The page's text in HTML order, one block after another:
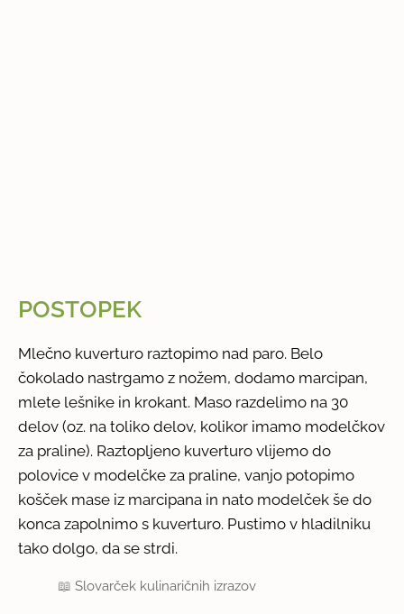
POSTOPEK
Mlečno kuverturo raztopimo nad paro. Belo
čokolado nastrgamo z nožem, dodamo marcipan,
mlete lešnike in krokant. Maso razdelimo na 30
delov (oz. na toliko delov, kolikor imamo modelčkov
za praline). Raztopljeno kuverturo vlijemo do
polovice v modelčke za praline, vanjo potopimo
košček mase iz marcipana in nato modelček še do
konca zapolnimo s kuverturo. Pustimo v hladilniku
tako dolgo, da se strdi.
📖Slovarček kulinaričnih izrazov